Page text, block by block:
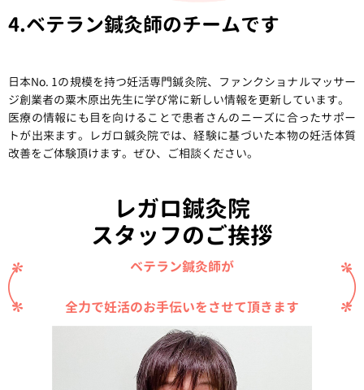
4.ベテラン鍼灸師のチームです
日本No. 1の規模を持つ妊活専門鍼灸院、ファンクショナルマッサー
ジ創業者の粟木原出先生に学び常に新しい情報を更新しています。
医療の情報にも目を向けることで患者さんのニーズに合ったサポー
トが出来ます。
レガロ鍼灸院では、経験に基づいた本物の妊活体質
改善をご体験頂けます。ぜひ、ご相談ください。
レガロ鍼灸院
スタッフのご挨拶
ベテラン鍼灸師が
全力で妊活のお手伝いをさせて頂きます